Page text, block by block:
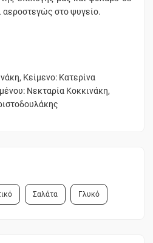
αεροστεγώς στο ψυγείο.
Κείμενο: Κατερίνα
Νεκταρία Κοκκινάκη,
Σαλάτα Γλυκό